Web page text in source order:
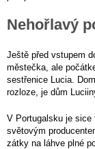
Nehořlavý
Ještě před vstupem
městečka, ale
sestřenice Lucia.
rozloze, je dům
V Portugalsku je
světovým
zátky na láhve plné